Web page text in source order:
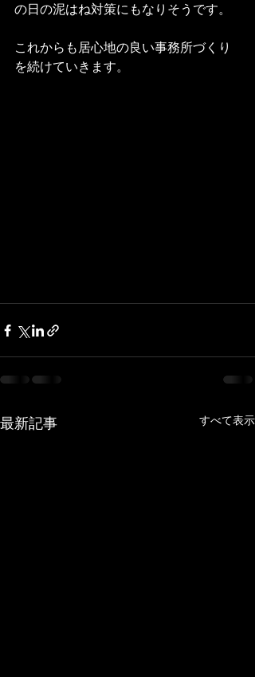
の日の泥はね対策にもなりそうです。
これからも居心地の良い事務所づくり
を続けていきます。
最新記事 すべて表示